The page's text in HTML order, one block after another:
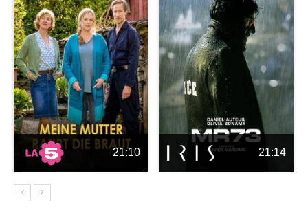
21:10 21:14